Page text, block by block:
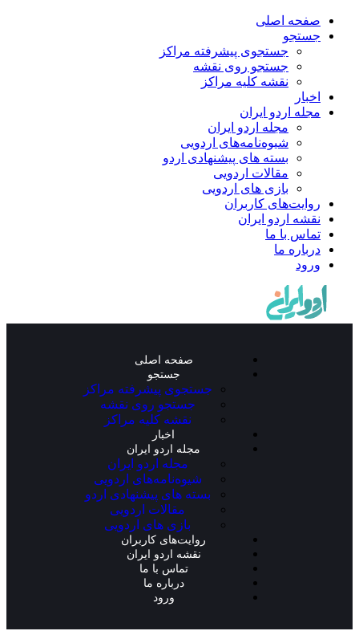
صفحه اصلی
جستجو
جستجوی پیشرفته مراکز
جستجو روی نقشه
نقشه کلیه مراکز
اخبار
مجله اردو ایران
مجله اردو ایران
شیوه‌نامه‌های اردویی
بسته های پیشنهادی اردو
مقالات اردویی
بازی های اردویی
روایت‌های کاربران
نقشه اردو ایران
تماس با ما
درباره ما
ورود
صفحه اصلی
جستجو
جستجوی پیشرفته مراکز
جستجو روی نقشه
نقشه کلیه مراکز
اخبار
مجله اردو ایران
مجله اردو ایران
شیوه‌نامه‌های اردویی
بسته های پیشنهادی اردو
مقالات اردویی
بازی های اردویی
روایت‌های کاربران
نقشه اردو ایران
تماس با ما
درباره ما
ورود